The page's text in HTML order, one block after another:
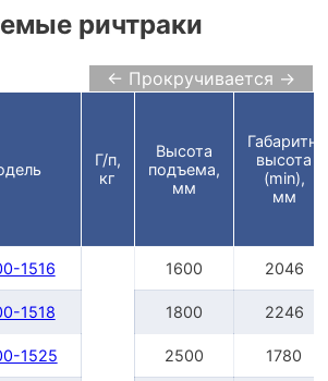
ричтраки
← Прокручивается →
Г/п,
кг
Высота
подъема,
мм
Габаритн.
высота
(min),
мм
1516 1600 2046
1518 1800 2246
1525 2500 1780